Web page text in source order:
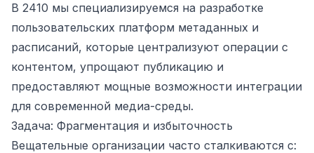
В 2410 мы специализируемся на разработке
пользовательских платформ метаданных и
расписаний, которые централизуют операции с
контентом, упрощают публикацию и
предоставляют мощные возможности интеграции
для современной медиа-среды.
Задача: Фрагментация и избыточность
Вещательные организации часто сталкиваются с: